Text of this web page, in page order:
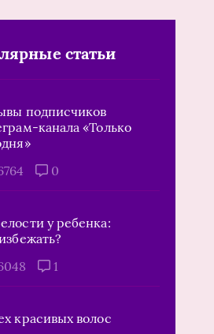
статьи
подписчиков
канала «Только
0
у ребенка:
1
красивых волос